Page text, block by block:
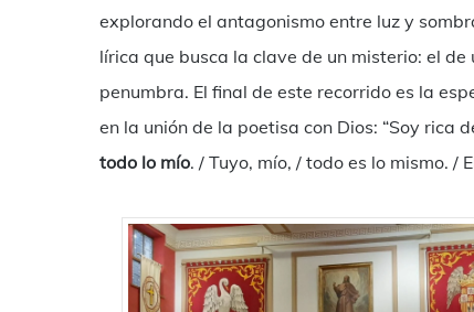
explorando el antagonismo entre luz y
lírica que busca la clave de un misterio: el
penumbra. El final de este recorrido es la
en la unión de la poetisa con Dios: “Soy rica
todo lo mío. / Tuyo, mío, / todo es lo mismo. /